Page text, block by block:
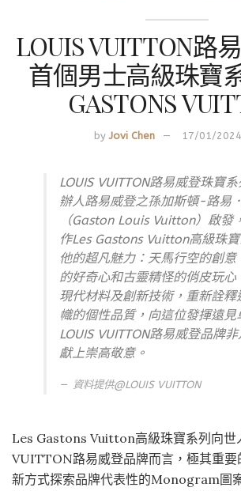
LOUIS VUITTON路
首個男士高級珠寶
GASTONS
by Jovi Chen 17/01/2024
LOUIS VUITTON路易威登珠寶
辦人路易威登之孫加斯頓-路易
（Gaston Louis Vuitton）啟發
作Les Gastons Vuitton高級珠
他的超凡魅力：天馬行空的創意
的好奇心和古靈精怪的俏皮玩心
現代材料及創新技術，重新詮釋
幟的個性品質，向這位發揮遠見
LOUIS VUITTON路易威登品牌
獻上崇高敬意。
資料提供@LOUIS VUITTON
Les Gastons Vuitton高級珠寶系列向世
VUITTON路易威登品牌而言，極其重要
新方式探索品牌代表性的Monogram圖